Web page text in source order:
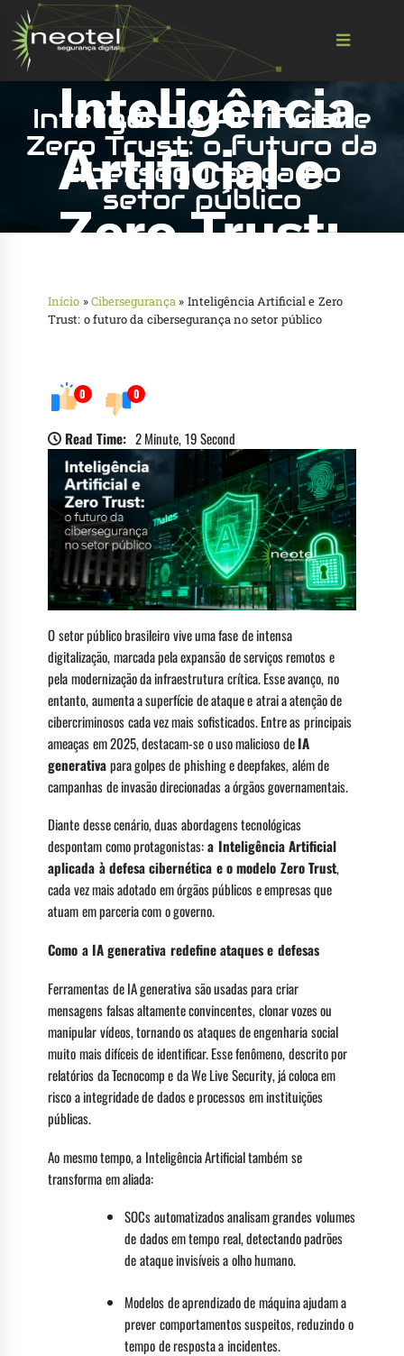
Inteligência Artificial e
Zero Trust: o futuro da
cibersegurança no
setor público
Início »Cibersegurança » Inteligência Artificial e Zero
Trust: o futuro da cibersegurança no setor público
0 0
Read Time: 2 Minute, 19 Second
O setor público brasileiro vive uma fase de intensa
digitalização, marcada pela expansão de serviços remotos e
pela modernização da infraestrutura crítica. Esse avanço, no
entanto, aumenta a superfície de ataque e atrai a atenção de
cibercriminosos cada vez mais sofisticados. Entre as principais
ameaças em 2025, destacam-se o uso malicioso deIA
generativapara golpes de phishing e deepfakes, além de
campanhas de invasão direcionadas a órgãos governamentais.
Diante desse cenário, duas abordagens tecnológicas
despontam como protagonistas:a Inteligência Artificial
aplicada à defesa cibernética e o modelo Zero Trust,
cada vez mais adotado em órgãos públicos e empresas que
atuam em parceria com o governo.
Como a IA generativa redefine ataques e defesas
Ferramentas de IA generativa são usadas para criar
mensagens falsas altamente convincentes, clonar vozes ou
manipular vídeos, tornando os ataques de engenharia social
muito mais difíceis de identificar. Esse fenômeno, descrito por
relatórios da Tecnocomp e da We Live Security, já coloca em
risco a integridade de dados e processos em instituições
públicas.
Ao mesmo tempo, a Inteligência Artificial também se
transforma em aliada:
SOCs automatizados analisam grandes volumes
de dados em tempo real, detectando padrões
de ataque invisíveis a olho humano.
Modelos de aprendizado de máquina ajudam a
prever comportamentos suspeitos, reduzindo o
tempo de resposta a incidentes.